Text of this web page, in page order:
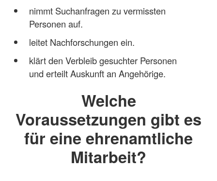
nimmt Suchanfragen zu vermissten
Personen auf.
leitet Nachforschungen ein.
klärt den Verbleib gesuchter Personen
und erteilt Auskunft an Angehörige.
Welche
Voraussetzungen gibt es
für eine ehrenamtliche
Mitarbeit?